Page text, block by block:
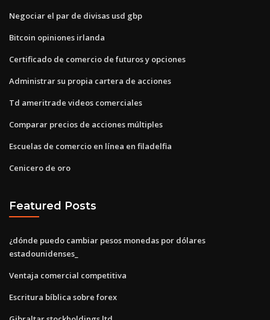
Negociar el par de divisas usd gbp
Bitcoin opiniones irlanda
Certificado de comercio de futuros y opciones
Administrar su propia cartera de acciones
Td ameritrade videos comerciales
Comparar precios de acciones múltiples
Escuelas de comercio en línea en filadelfia
Cenicero de oro
Featured Posts
¿dónde puedo cambiar pesos monedas por dólares
estadounidenses_
Ventaja comercial competitiva
Escritura bíblica sobre forex